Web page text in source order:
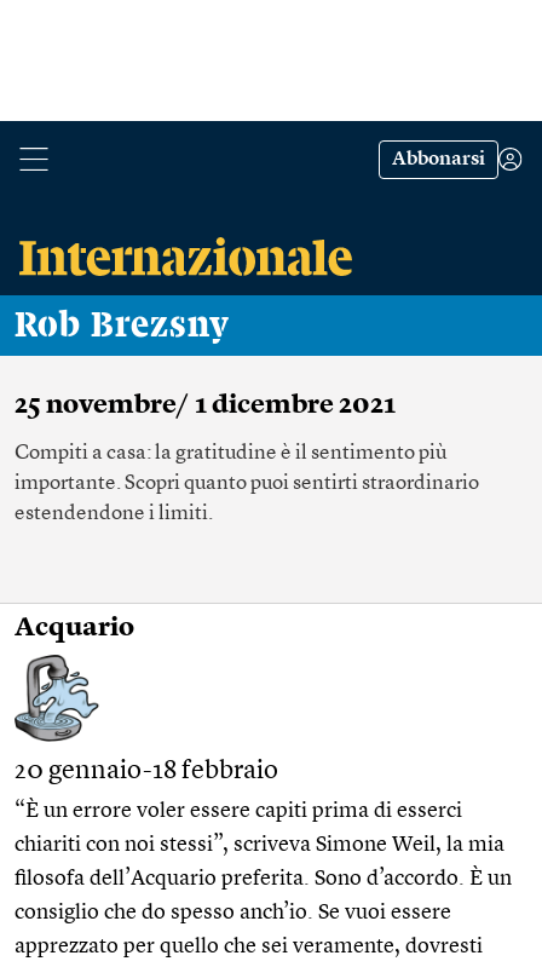
Abbonarsi
Rob Brezsny
25 novembre/ 1 dicembre 2021
Compiti a casa: la gratitudine è il sentimento più
importante. Scopri quanto puoi sentirti straordinario
estendendone i limiti.
Acquario
20 gennaio-18 febbraio
“È un errore voler essere capiti prima di esserci
chiariti con noi stessi”, scriveva Simone Weil, la mia
filosofa dell’Acquario preferita. Sono d’accordo. È un
consiglio che do spesso anch’io. Se vuoi essere
apprezzato per quello che sei veramente, dovresti